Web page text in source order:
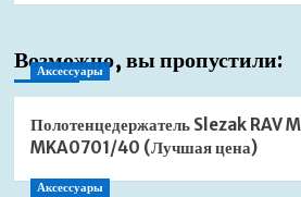
Возможно, вы пропустили:
Аксессуары
Полотенцедержатель Slezak RAV
MKA0701/40 (Лучшая цена)
Аксессуары